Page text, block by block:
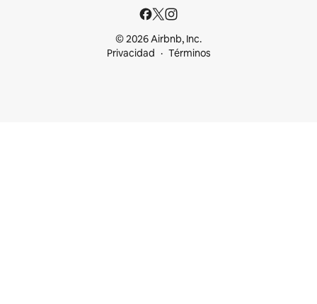
© 2026 Airbnb, Inc.
Privacidad
Términos